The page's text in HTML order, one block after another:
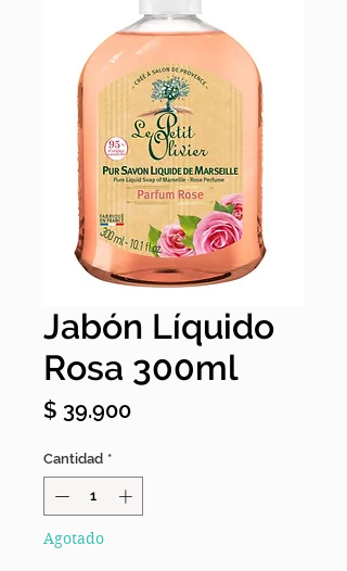
Jabón Líquido
Rosa 300ml
$ 39.900Precio
Cantidad *
Agotado